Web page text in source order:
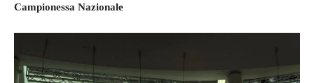
Campionessa Nazionale